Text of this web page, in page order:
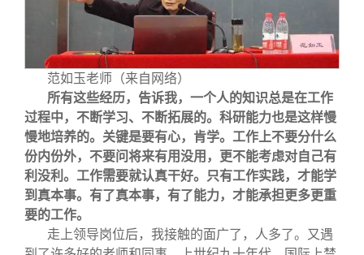
范如玉老师（来自网络）
所有这些经历，告诉我，一个人的知识总是在工作
过程中，不断学习、不断拓展的。科研能力也是这样慢
慢地培养的。关键是要有心，肯学。工作上不要分什么
份内份外，不要问将来有用没用，更不能考虑对自己有
利没利。工作需要就认真干好。只有工作实践，才能学
到真本事。有了真本事，有了能力，才能承担更多更重
要的工作。
走上领导岗位后，我接触的面广了，人多了。又遇